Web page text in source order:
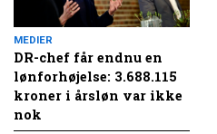
MEDIER
DR-chef får endnu en
lønforhøjelse: 3.688.115
kroner i årsløn var ikke
nok